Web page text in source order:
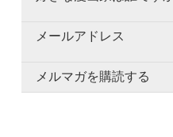
メールアドレス
メルマガを購読する